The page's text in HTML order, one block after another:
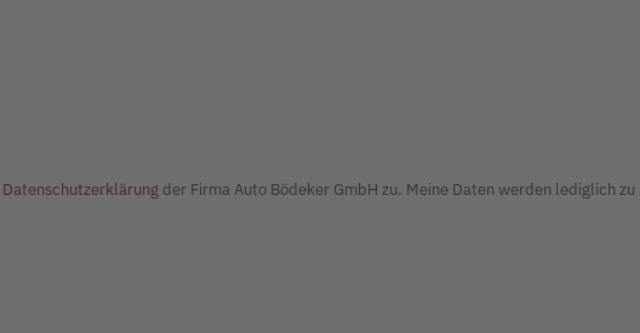
Datenschutzerklärung der Firma Auto Bödeker GmbH zu. Meine Daten werden lediglich